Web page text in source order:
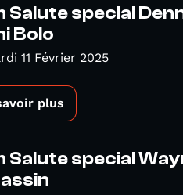
Salute special
Bolo
11 Février 2025
plus
Salute special